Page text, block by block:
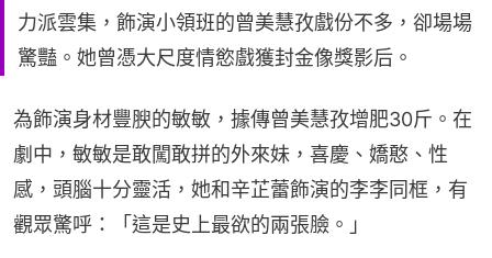
力派雲集，飾演小領班的曾美慧孜戲份不多，卻場場
驚豔。她曾憑大尺度情慾戲獲封金像獎影后。
為飾演身材豐腴的敏敏，據傳曾美慧孜增肥30斤。在
劇中，敏敏是敢闖敢拼的外來妹，喜慶、嬌憨、性
感，頭腦十分靈活，她和辛芷蕾飾演的李李同框，有
觀眾驚呼：「這是史上最欲的兩張臉。」